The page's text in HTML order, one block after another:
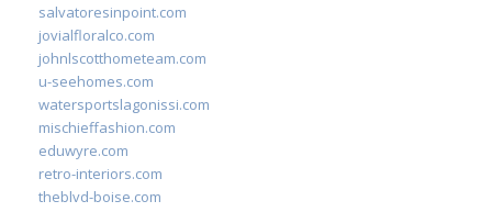
salvatoresinpoint.com
jovialfloralco.com
johnlscotthometeam.com
u-seehomes.com
watersportslagonissi.com
mischieffashion.com
eduwyre.com
retro-interiors.com
theblvd-boise.com